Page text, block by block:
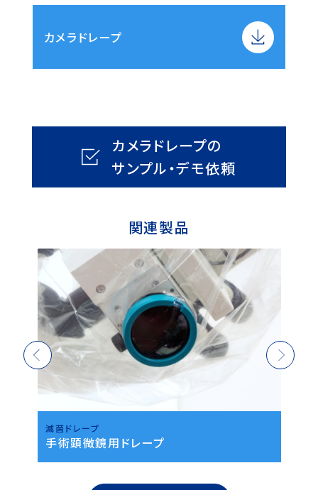
カメラドレープ
カメラドレープの
サンプル・デモ依頼
関連製品
滅菌ドレープ
手術顕微鏡用ドレープ